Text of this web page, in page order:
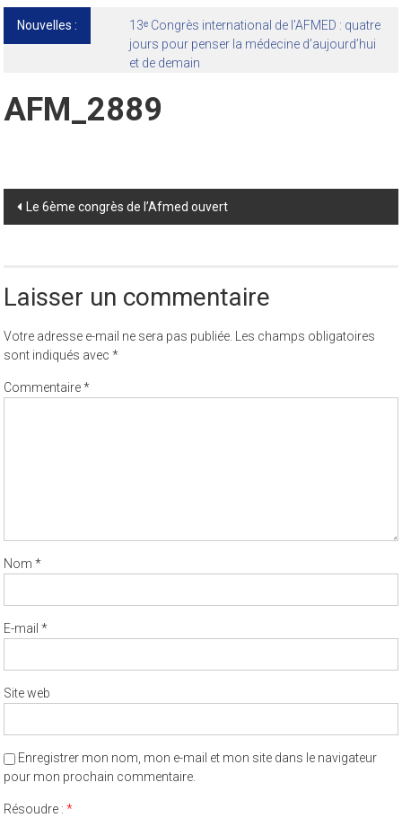
Nouvelles :
13ᵉ Congrès international de l’AFMED : quatre
jours pour penser la médecine d’aujourd’hui
et de demain
AFM_2889
Post
Le 6ème congrès de l’Afmed ouvert
Laisser un commentaire
Votre adresse e-mail ne sera pas publiée. Les champs obligatoires
sont indiqués avec*
Commentaire*
Nom*
E-mail*
Site web
Enregistrer mon nom, mon e-mail et mon site dans le navigateur
pour mon prochain commentaire.
Résoudre :*